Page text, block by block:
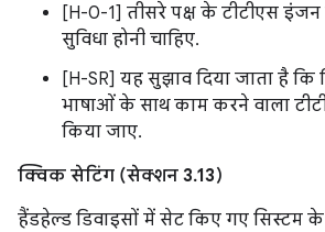
[H-0-1] तीसरे पक्ष के टीटीएस
सुविधा होनी चाहिए.
[H-SR] यह सुझाव दिया जाता है कि
भाषाओं के साथ काम करने वाला
किया जाए.
क्विक सेटिंग (सेक्शन 3.13)
हैंडहेल्ड डिवाइसों में सेट किए गए सिस्टम